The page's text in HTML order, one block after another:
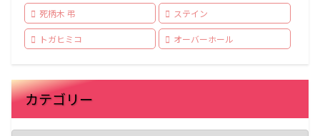
死柄木 弔 ステイン
トガヒミコ オーバーホール
カテゴリー